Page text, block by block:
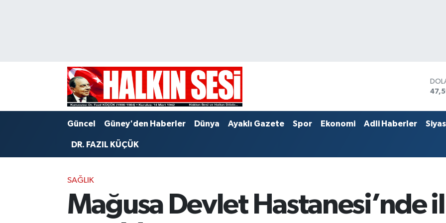
Güncel Güney'den Haberler Dünya Ayaklı Gazete Spor Ekonomi Adli Haberler
DR. FAZIL KÜÇÜK
SAĞLIK
Mağusa Devlet Hastanesi’nde
Trafik Durumu
Puan Durumu ve Fikstür